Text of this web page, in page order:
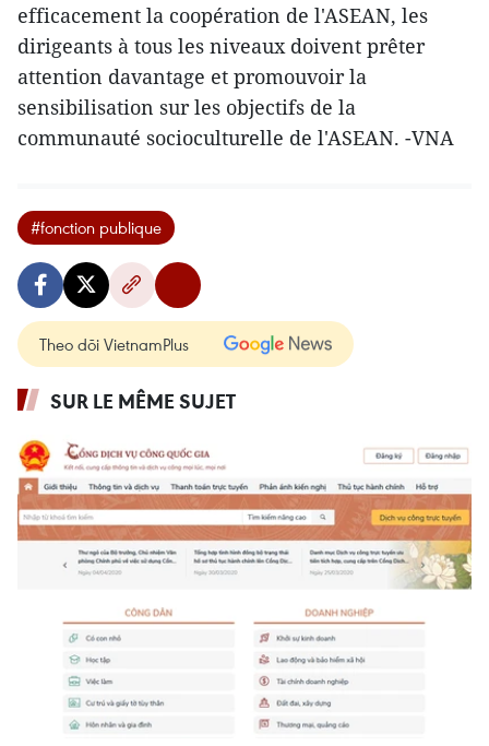
efficacement la coopération de l'ASEAN, les
dirigeants à tous les niveaux doivent prêter
attention davantage et promouvoir la
sensibilisation sur les objectifs de la
communauté socioculturelle de l'ASEAN. -VNA
#fonction publique
Theo dõi VietnamPlus
SUR LE MÊME SUJET